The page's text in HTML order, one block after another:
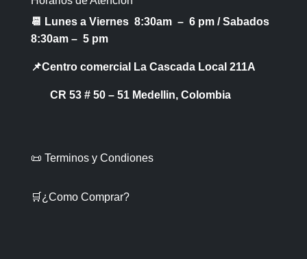
📆 Lunes a Viernes 8:30am – 6 pm /Sabados
8:30am – 5 pm
📌Centro comercial La Cascada Local 211A
CR 53 # 50 – 51 Medellin, Colombia
📜 Terminos y Condiones
🛒¿Como Comprar?